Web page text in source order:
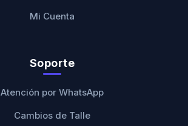
Mi Cuenta
Soporte
Atención por WhatsApp
Cambios de Talle